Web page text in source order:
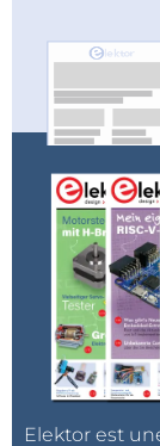
Elektor est